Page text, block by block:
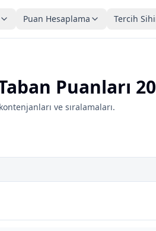
Puan Hesaplama Tercih
Puanları
ve sıralamaları.